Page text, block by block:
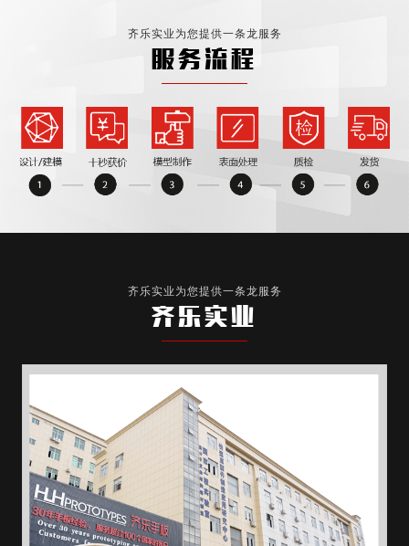
齐乐实业为您提供一条龙服务
服务流程
齐乐实业为您提供一条龙服务
齐乐实业